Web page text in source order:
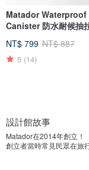
Matador Waterproof
Canister 防水耐候抽
NT$ 799 NT$ 887
5 (14)
設計館故事
Matador在2014年創立！
創立者當時常見民眾在旅
好享受當下，因為認為
當中著手設計一系列”專